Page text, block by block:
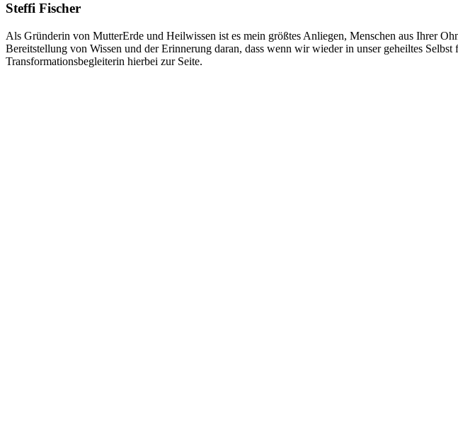
Steffi Fischer
Als Gründerin von MutterErde und Heilwissen ist es mein größtes Anliegen, Menschen aus Ihrer
Bereitstellung von Wissen und der Erinnerung daran, dass wenn wir wieder in unser geheiltes
Transformationsbegleiterin hierbei zur Seite.